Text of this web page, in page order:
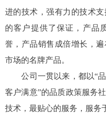
进的技术，强有力的技术
的客户提供了保证，产品
誉，产品销售成倍增长，
市场的名牌产品。
公司一贯以来，都以“品
客户满意”的品质政策服务
技术，最贴心的服务，服务